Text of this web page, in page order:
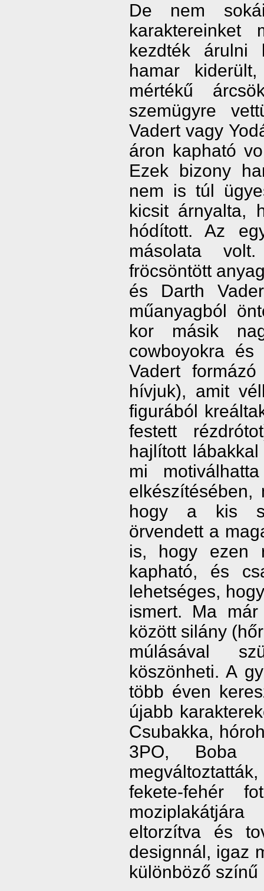
De nem
karaktereinket
kezdték árulni
hamar
mértékű
szemügyre
Vadert vagy
áron kapható
Ezek bizony
nem is túl
kicsit árnyalta,
hódított. Az
másolata
fröcsöntött
és Darth
műanyagból
kor másik
cowboyokra
Vadert
hívjuk), amit
figurából
festett
hajlított
mi
hogy a kis
örvendett a
is, hogy ezen
kapható, és
lehetséges,
ismert. Ma
között silány
múlásával
köszönheti. A
több éven
újabb
Csubakka,
3PO, Boba
fekete-fehér
eltorzítva és
designnál, igaz
különböző